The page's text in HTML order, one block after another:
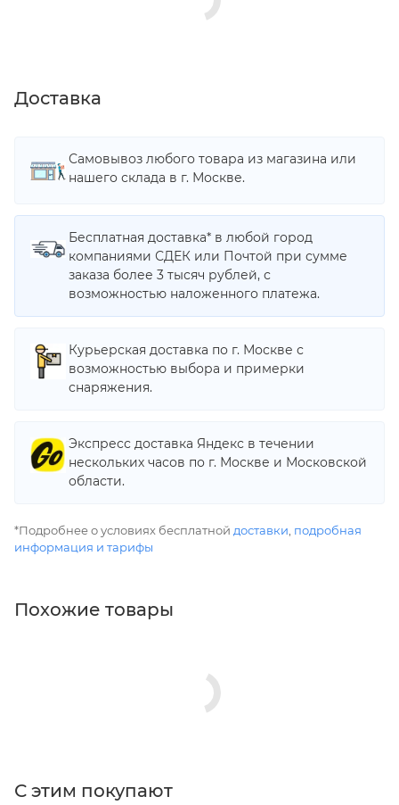
Доставка
Самовывоз любого товара из магазина или
нашего склада в г. Москве.
Бесплатная доставка* в любой город
компаниями СДЕК или Почтой при сумме
заказа более 3 тысяч рублей, с
возможностью наложенного платежа.
Курьерская доставка по г. Москве с
возможностью выбора и примерки
снаряжения.
Экспресс доставка Яндекс в течении
нескольких часов по г. Москве и Московской
области.
*Подробнее о условиях бесплатной доставки подробная
информация и тарифы
Похожие товары
С этим покупают